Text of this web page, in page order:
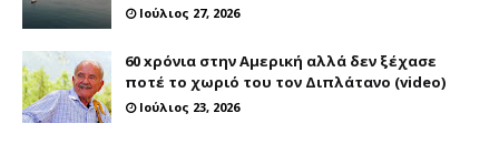
Ιούλιος 27, 2026
60 xρόνια στην Αμερική αλλά δεν ξέχασε
ποτέ το χωριό του τον Διπλάτανο (video)
Ιούλιος 23, 2026